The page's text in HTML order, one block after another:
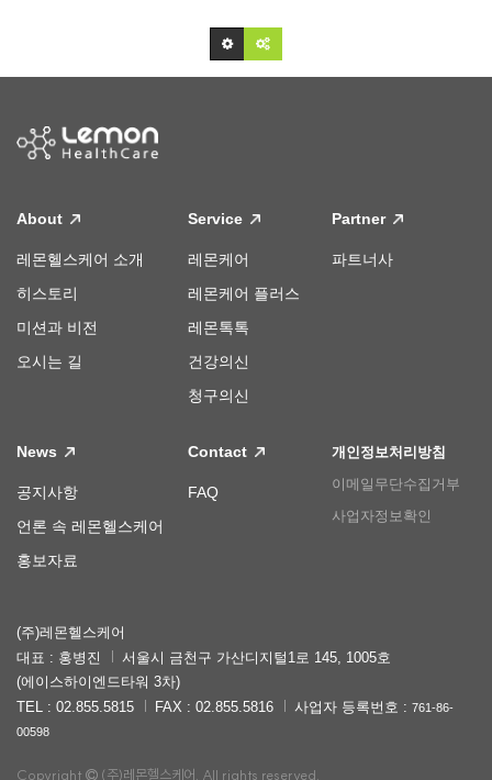
About
레몬헬스케어 소개
히스토리
미션과 비전
오시는 길
Service
레몬케어
레몬케어 플러스
레몬톡톡
건강의신
청구의신
Partner
파트너사
News
공지사항
언론 속 레몬헬스케어
홍보자료
Contact
FAQ
개인정보처리방침
이메일무단수집거부
사업자정보확인
(주)레몬헬스케어
대표 : 홍병진
서울시 금천구 가산디지털1로 145, 1005호
(에이스하이엔드타워 3차)
TEL : 02.855.5815
FAX : 02.855.5816 사업자 등록번호 : 761-86-
00598
Copyright (주)레몬헬스케어. All rights reserved.